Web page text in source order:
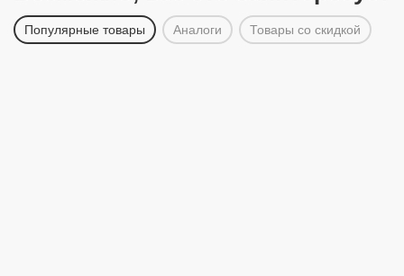
Популярные товары Аналоги Товары со скидкой